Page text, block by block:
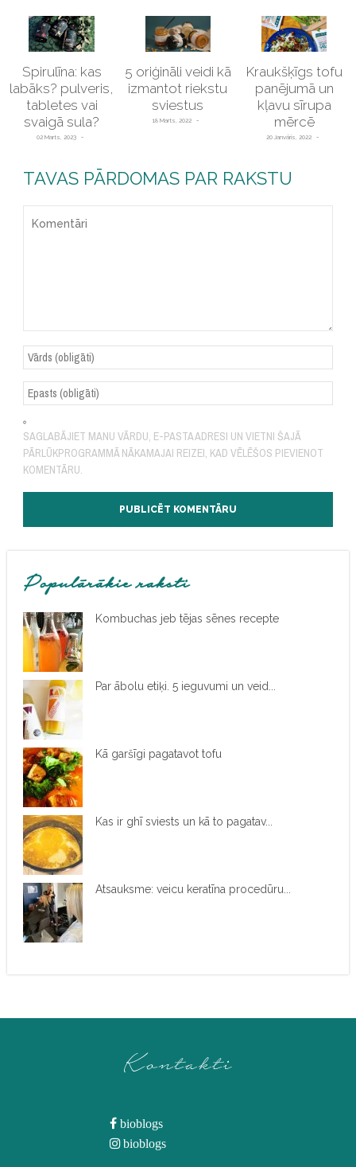
Spirulīna: kas
labāks? pulveris,
tabletes vai
svaigā sula?
02 Marts, 2023
5 oriģināli veidi kā
izmantot riekstu
sviestus
18 Marts, 2022
Kraukšķīgs tofu
panējumā un
kļavu sīrupa
mērcē
20 Janvāris, 2022
TAVAS PĀRDOMAS PAR RAKSTU
SAGLABĀJIET MANU VĀRDU, E-PASTA ADRESI UN VIETNI ŠAJĀ
PĀRLŪKPROGRAMMĀ NĀKAMAJAI REIZEI, KAD VĒLĒŠOS PIEVIENOT
KOMENTĀRU.
Populārākie raksti
Kombuchas jeb tējas sēnes recepte
Par ābolu etiķi. 5 ieguvumi un veid...
Kā garšīgi pagatavot tofu
Kas ir ghī sviests un kā to pagatav...
Atsauksme: veicu keratīna procedūru...
Kontakti
bioblogs
bioblogs